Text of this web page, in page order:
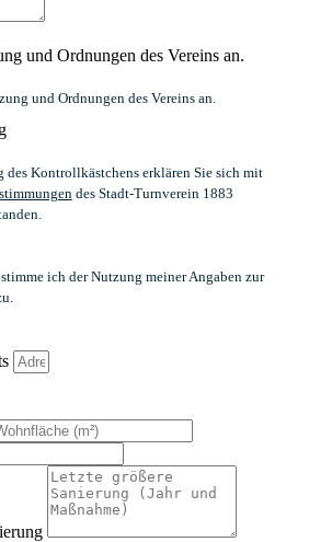
und Ordnungen des Vereins an.
und Ordnungen des Vereins an.
Kontrollkästchens erklären Sie sich mit
des Stadt-Turnverein 1883
ich der Nutzung meiner Angaben zur